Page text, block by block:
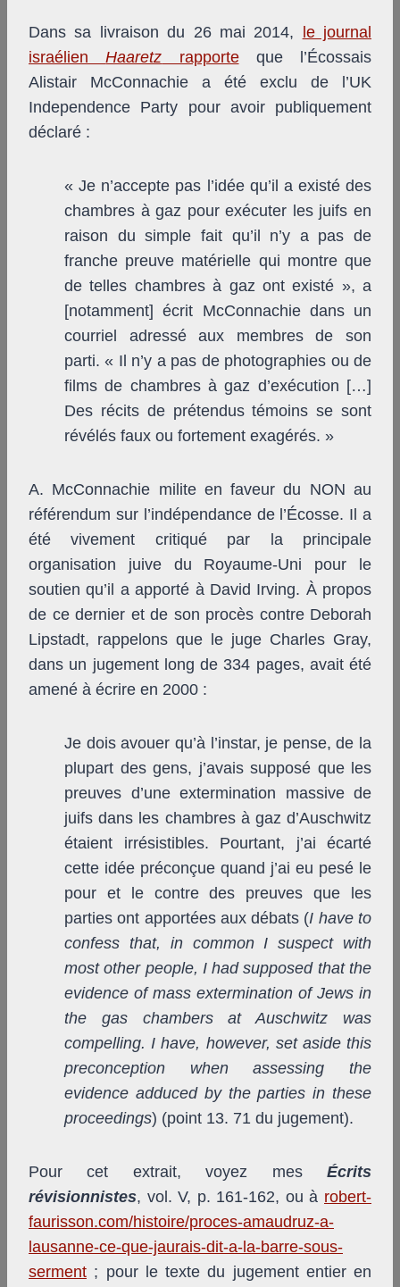
Dans sa livraison du 26 mai 2014,
le journal
israélienHaaretz rapporteque l’Écossais
Alistair McConnachie a été exclu de l’UK
Independence Party pour avoir publiquement
déclaré :
« Je n’accepte pas l’idée qu’il a existé des
chambres à gaz pour exécuter les juifs en
raison du simple fait qu’il n’y a pas de
franche preuve matérielle qui montre que
de telles chambres à gaz ont existé », a
[notamment] écrit McConnachie dans un
courriel adressé aux membres de son
parti. « Il n’y a pas de photographies ou de
films de chambres à gaz d’exécution […]
Des récits de prétendus témoins se sont
révélés faux ou fortement exagérés. »
A. McConnachie milite en faveur du NON au
référendum sur l’indépendance de l’Écosse. Il a
été vivement critiqué par la principale
organisation juive du Royaume-Uni pour le
soutien qu’il a apporté à David Irving. À propos
de ce dernier et de son procès contre Deborah
Lipstadt, rappelons que le juge Charles Gray,
dans un jugement long de 334 pages, avait été
amené à écrire en 2000 :
Je dois avouer qu’à l’instar, je pense, de la
plupart des gens, j’avais supposé que les
preuves d’une extermination massive de
juifs dans les chambres à gaz d’Auschwitz
étaient irrésistibles. Pourtant, j’ai écarté
cette idée préconçue quand j’ai eu pesé le
pour et le contre des preuves que les
parties ont apportées aux débats (I have to
confess that, in common I suspect with
most other people, I had supposed that the
evidence of mass extermination of Jews in
the gas chambers at Auschwitz was
compelling. I have, however, set aside this
preconception when assessing the
evidence adduced by the parties in these
proceedings) (point 13. 71 du jugement).
Pour cet extrait, voyez mes Écrits
révisionnistes, vol. V, p. 161-162, ou à robert-
faurisson.com/histoire/proces-amaudruz-a-
lausanne-ce-que-jaurais-dit-a-la-barre-sous-
serment ; pour le texte du jugement entier en